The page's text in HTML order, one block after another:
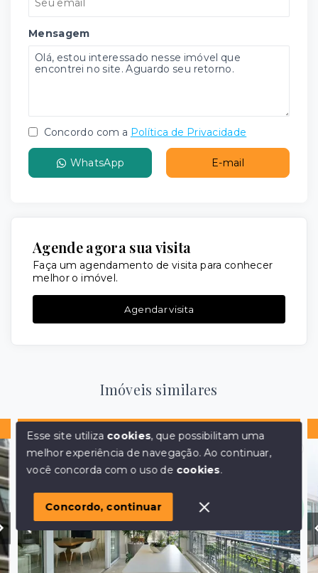
Mensagem
Concordo com a Política de Privacidade
WhatsApp E-mail
Agende agora sua visita
Faça um agendamento de visita para conhecer
melhor o imóvel.
Agendar visita
Imóveis similares
Pronto para morar
Olá! em posso ajudar?
Esse site utiliza cookies, que possibilitam uma
melhor experiência de navegação.Ao continuar,
você concorda com o uso de cookies.
Concordo, continuar